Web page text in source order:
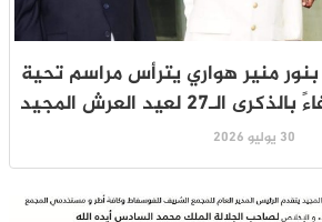
منير هواري يترأس مراسم تحية
لعيد العرش المجيد
30 يوليو 2026